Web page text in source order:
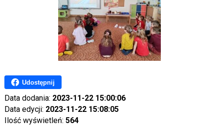
Udostępnij
Data dodania: 2023-11-22 15:00:06
Data edycji: 2023-11-22 15:08:05
Ilość wyświetleń: 564